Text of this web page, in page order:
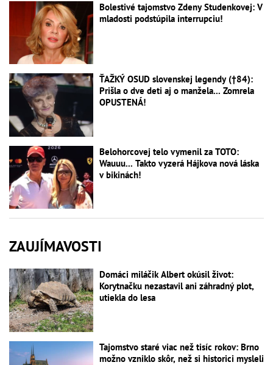
Bolestivé tajomstvo Zdeny Studenkovej: V
mladosti podstúpila interrupciu!
ŤAŽKÝ OSUD slovenskej legendy (†84):
Prišla o dve deti aj o manžela... Zomrela
OPUSTENÁ!
Belohorcovej telo vymenil za TOTO:
Wauuu... Takto vyzerá Hájkova nová láska
v bikinách!
ZAUJÍMAVOSTI
Domáci miláčik Albert okúsil život:
Korytnačku nezastavil ani záhradný plot,
utiekla do lesa
Tajomstvo staré viac než tisíc rokov: Brno
možno vzniklo skôr, než si historici mysleli